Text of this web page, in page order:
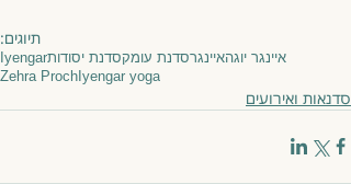
תיוגים:
איינגר יוגהאיינגרסדנת עומקסדנת יסודותIyengar
Iyengar yoga
Zehra Proch
סדנאות ואירועים